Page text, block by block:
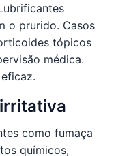
o prurido. Casos
tópicos
médica.
como fumaça
químicos,